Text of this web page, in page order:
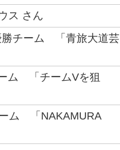
ス さん
勝チーム 「青旅大道芸
ム 「チームVを狙
ム 「NAKAMURA